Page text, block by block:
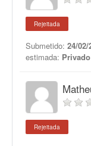
Rejeitada
Submetido: 24/02/
estimada: Privado
Rejeitada